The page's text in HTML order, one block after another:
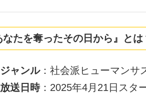
なたを奪ったその日から』とは
ジャンル：社会派ヒューマンサ
放送日時：2025年4月21日スタ